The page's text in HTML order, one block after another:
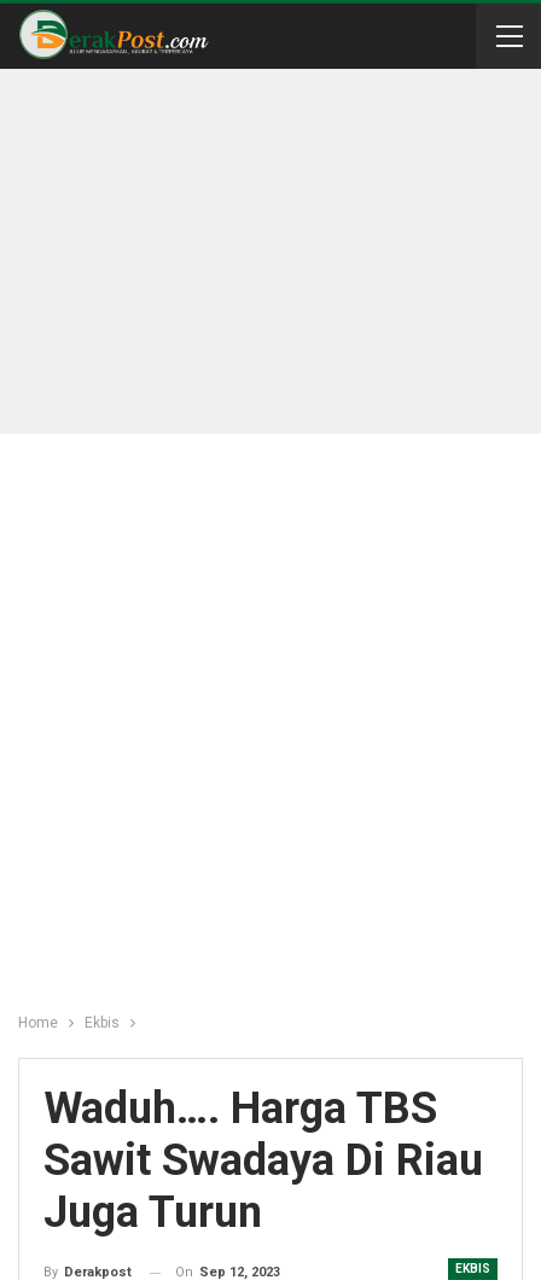
Home Ekbis
Waduh…. Harga TBS
Sawit Swadaya Di Riau
Juga Turun
EKBIS
By Derakpost On Sep 12, 2023